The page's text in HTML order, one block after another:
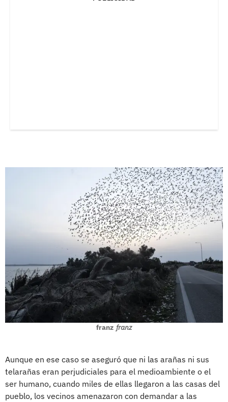
franz franz
Aunque en ese caso se aseguró que ni las arañas ni sus
telarañas eran perjudiciales para el medioambiente o el
ser humano, cuando miles de ellas llegaron a las casas del
pueblo, los vecinos amenazaron con demandar a las